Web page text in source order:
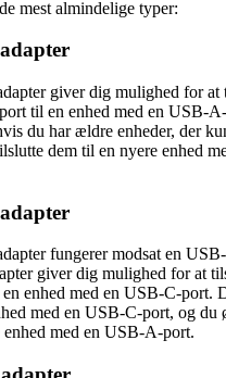
mest almindelige typer:
giver dig mulighed for at
til en enhed med en USB-
du har ældre enheder, der
dem til en nyere enhed
fungerer modsat en
giver dig mulighed for at
enhed med en USB-C-port.
med en USB-C-port, og du
med en USB-A-port.